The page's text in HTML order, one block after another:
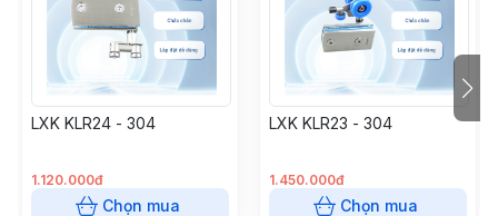
LXK KLR24 - 304
1.120.000đ
Chọn mua
LXK KLR23 - 304
1.450.000đ
Chọn mua